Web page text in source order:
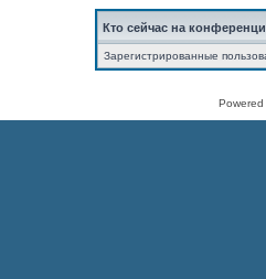
Кто сейчас на
Зарегистрированные